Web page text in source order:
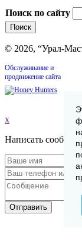
Поиск по сайту
© 2026, “Урал-
Обслуживание и
продвижение сайта
x
Написать
Отправить